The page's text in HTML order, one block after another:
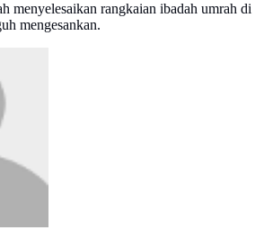
menyelesaikan rangkaian ibadah umrah di
mengesankan.